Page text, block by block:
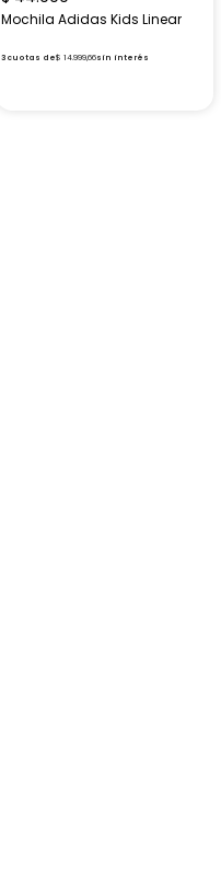
Mochila Adidas Kids Linear
3 cuotas de$ 1499966sin interés